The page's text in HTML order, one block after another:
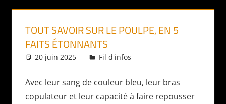
TOUT SAVOIR SUR LE POULPE, EN 5
FAITS ÉTONNANTS
20 juin 2025 Daniel
Fil d'infos
Avec leur sang de couleur bleu, leur bras
copulateur et leur capacité à faire repousser